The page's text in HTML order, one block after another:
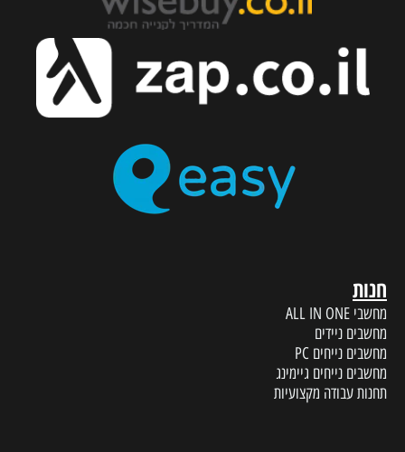
חנות
מחשבי ALL IN ONE
מחשבים ניידים
מחשבים נייחים PC
מחשבים נייחים גיימינג
תחנות עבודה מקצועיות